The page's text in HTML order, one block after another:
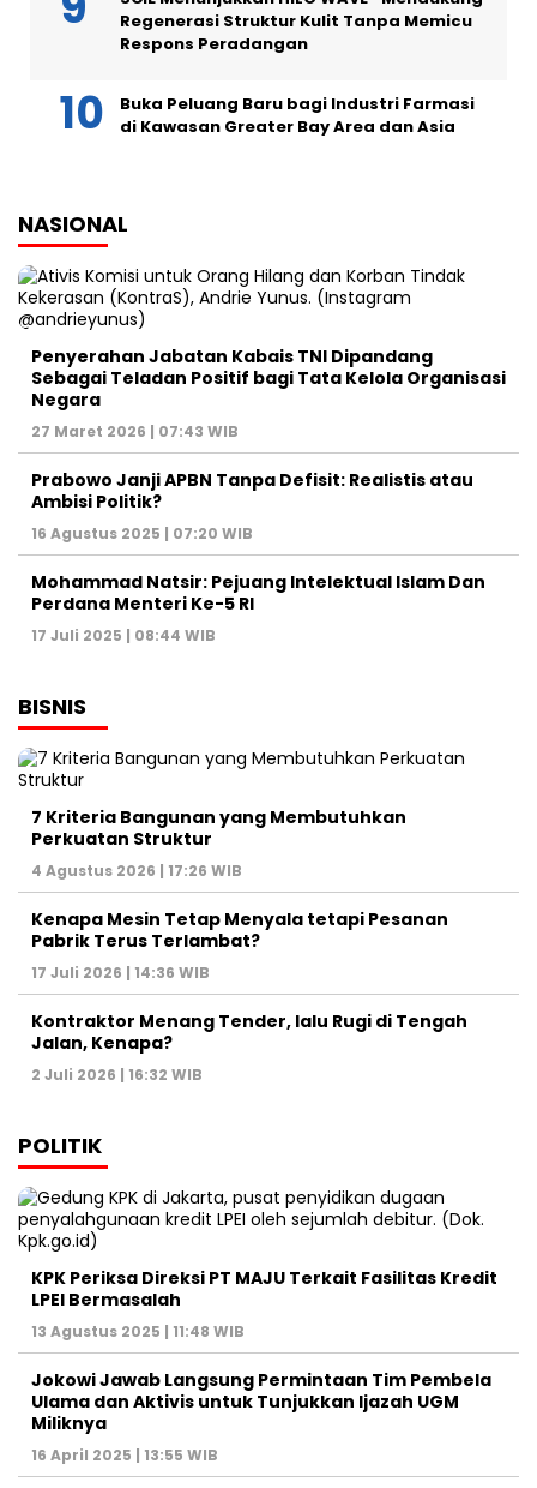
Regenerasi Struktur Kulit Tanpa Memicu
Respons Peradangan
Buka Peluang Baru bagi Industri Farmasi
di Kawasan Greater Bay Area dan Asia
NASIONAL
Penyerahan Jabatan Kabais TNI Dipandang
Sebagai Teladan Positif bagi Tata Kelola Organisasi
Negara
27 Maret 2026 | 07:43 WIB
Prabowo Janji APBN Tanpa Defisit: Realistis atau
Ambisi Politik?
16 Agustus 2025 | 07:20 WIB
Mohammad Natsir: Pejuang Intelektual Islam Dan
Perdana Menteri Ke-5 RI
17 Juli 2025 | 08:44 WIB
BISNIS
7 Kriteria Bangunan yang Membutuhkan
Perkuatan Struktur
4 Agustus 2026 | 17:26 WIB
Kenapa Mesin Tetap Menyala tetapi Pesanan
Pabrik Terus Terlambat?
17 Juli 2026 | 14:36 WIB
Kontraktor Menang Tender, lalu Rugi di Tengah
Jalan, Kenapa?
2 Juli 2026 | 16:32 WIB
POLITIK
KPK Periksa Direksi PT MAJU Terkait Fasilitas Kredit
LPEI Bermasalah
13 Agustus 2025 | 11:48 WIB
Jokowi Jawab Langsung Permintaan Tim Pembela
Ulama dan Aktivis untuk Tunjukkan Ijazah UGM
Miliknya
16 April 2025 | 13:55 WIB